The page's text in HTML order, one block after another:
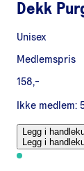
Dekk
Unisex
Medlemspris
158,-
Ikke medlem:
Legg i
Legg i